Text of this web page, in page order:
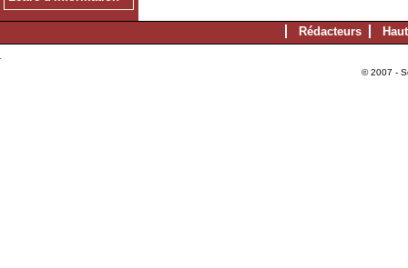
Rédacteurs
© 2007 -